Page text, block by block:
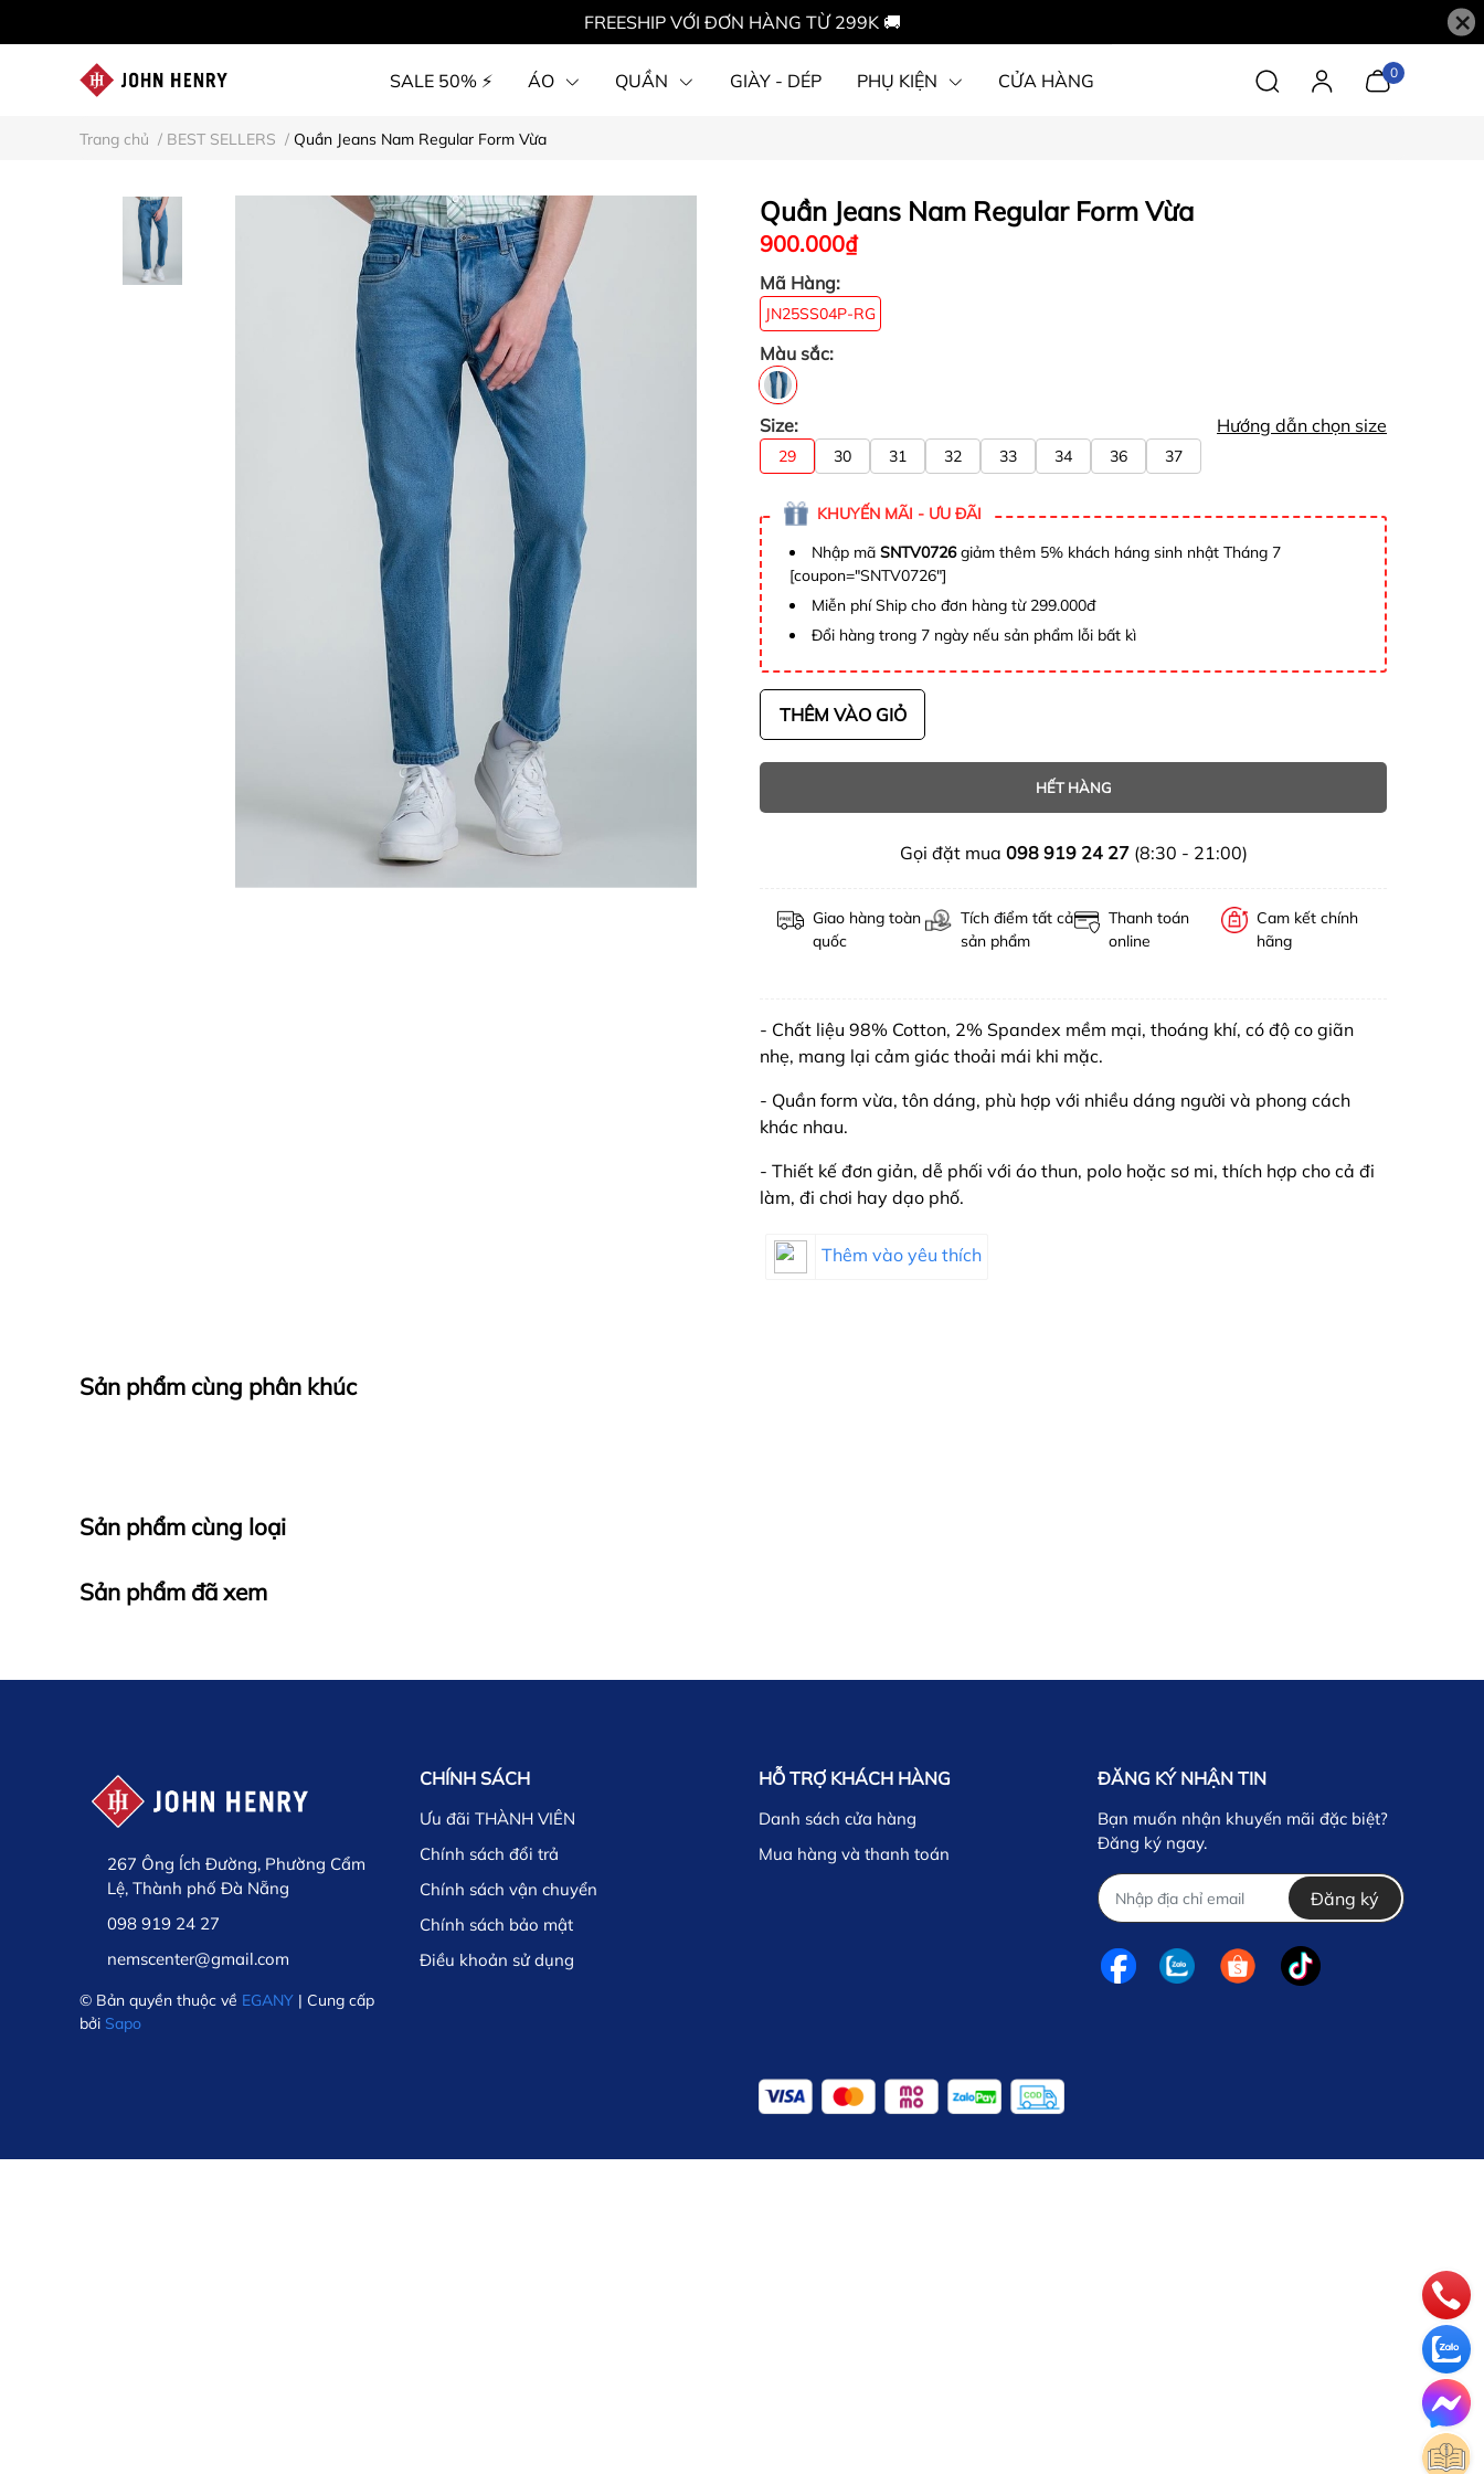
FREESHIP VỚI ĐƠN HÀNG TỪ 299K 🚚 ×
SALE 50% ⚡ ÁO QUẦN GIÀY - DÉP PHỤ KIỆN CỬA HÀNG 0
Trang chủ / BEST SELLERS / Quần Jeans Nam Regular Form Vừa
Quần Jeans Nam Regular Form Vừa
900.000₫
Mã Hàng:
JN25SS04P-RG
Màu sắc:
Size: Hướng dẫn chọn size
29 30 31 32 33 34 36 37
KHUYẾN MÃI - ƯU ĐÃI
Nhập mã SNTV0726giảm thêm 5% khách háng sinh nhật Tháng 7
[coupon="SNTV0726"]
Miễn phí Ship cho đơn hàng từ 299.000đ
Đổi hàng trong 7 ngày nếu sản phẩm lỗi bất kì
THÊM VÀO GIỎ
HẾT HÀNG
Gọi đặt mua 098 919 24 27(8:30 - 21:00)
Giao hàng toàn
quốc
Tích điểm tất cả
sản phẩm
Thanh toán
online
Cam kết chính
hãng
- Chất liệu 98% Cotton, 2% Spandex mềm mại, thoáng khí, có độ co giãn
nhẹ, mang lại cảm giác thoải mái khi mặc.
- Quần form vừa, tôn dáng, phù hợp với nhiều dáng người và phong cách
khác nhau.
- Thiết kế đơn giản, dễ phối với áo thun, polo hoặc sơ mi, thích hợp cho cả đi
làm, đi chơi hay dạo phố.
Thêm vào yêu thích
Sản phẩm cùng phân khúc
Sản phẩm cùng loại
Sản phẩm đã xem
267 Ông Ích Đường, Phường Cẩm
Lệ, Thành phố Đà Nẵng
098 919 24 27
nemscenter@gmail.com
© Bản quyền thuộc về EGANY | Cung cấp
bởi Sapo
CHÍNH SÁCH
Ưu đãi THÀNH VIÊN
Chính sách đổi trả
Chính sách vận chuyển
Chính sách bảo mật
Điều khoản sử dụng
HỖ TRỢ KHÁCH HÀNG
Danh sách cửa hàng
Mua hàng và thanh toán
ĐĂNG KÝ NHẬN TIN
Bạn muốn nhận khuyến mãi đặc biệt?
Đăng ký ngay.
Đăng ký